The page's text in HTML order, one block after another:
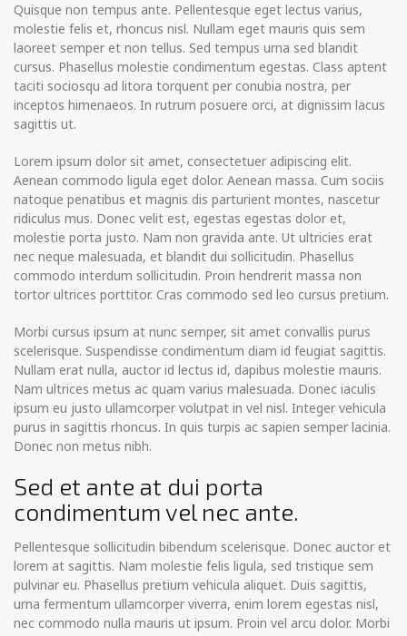
Quisque non tempus ante. Pellentesque eget lectus varius,
molestie felis et, rhoncus nisl. Nullam eget mauris quis sem
laoreet semper et non tellus. Sed tempus urna sed blandit
cursus. Phasellus molestie condimentum egestas. Class aptent
taciti sociosqu ad litora torquent per conubia nostra, per
inceptos himenaeos. In rutrum posuere orci, at dignissim lacus
sagittis ut.
Lorem ipsum dolor sit amet, consectetuer adipiscing elit.
Aenean commodo ligula eget dolor. Aenean massa. Cum sociis
natoque penatibus et magnis dis parturient montes, nascetur
ridiculus mus. Donec velit est, egestas egestas dolor et,
molestie porta justo. Nam non gravida ante. Ut ultricies erat
nec neque malesuada, et blandit dui sollicitudin. Phasellus
commodo interdum sollicitudin. Proin hendrerit massa non
tortor ultrices porttitor. Cras commodo sed leo cursus pretium.
Morbi cursus ipsum at nunc semper, sit amet convallis purus
scelerisque. Suspendisse condimentum diam id feugiat sagittis.
Nullam erat nulla, auctor id lectus id, dapibus molestie mauris.
Nam ultrices metus ac quam varius malesuada. Donec iaculis
ipsum eu justo ullamcorper volutpat in vel nisl. Integer vehicula
purus in sagittis rhoncus. In quis turpis ac sapien semper lacinia.
Donec non metus nibh.
Sed et ante at dui porta
condimentum vel nec ante.
Pellentesque sollicitudin bibendum scelerisque. Donec auctor et
lorem at sagittis. Nam molestie felis ligula, sed tristique sem
pulvinar eu. Phasellus pretium vehicula aliquet. Duis sagittis,
urna fermentum ullamcorper viverra, enim lorem egestas nisl,
nec commodo nulla mauris ut ipsum. Proin vel arcu dolor. Morbi